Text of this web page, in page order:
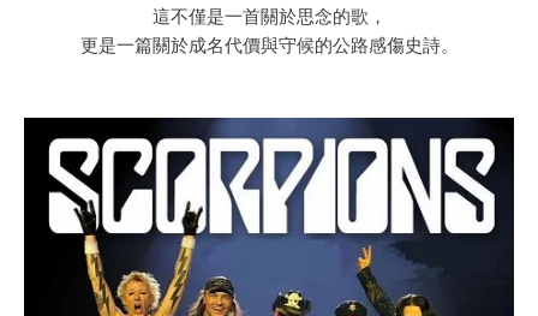
這不僅是一首關於思念的歌，
更是一篇關於成名代價與守候的公路感傷史詩。